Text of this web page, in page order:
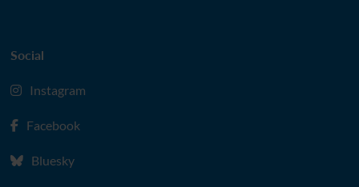
Social
Instagram
Facebook
Bluesky